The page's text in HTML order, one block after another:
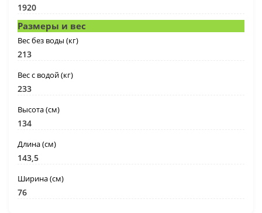
1920
Размеры и вес
Вес без воды (кг)
213
Вес с водой (кг)
233
Высота (см)
134
Длина (см)
143,5
Ширина (см)
76